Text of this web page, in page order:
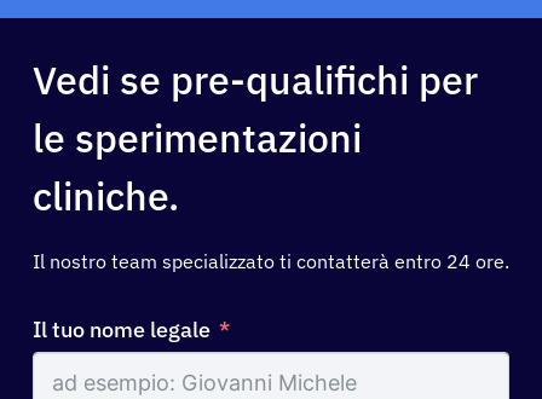
Chi siamo
Registrazione
Italiano
Vedi se pre-qualifichi per
le sperimentazioni
cliniche.
Il nostro team specializzato ti contatterà entro 24 ore.
Il tuo nome legale